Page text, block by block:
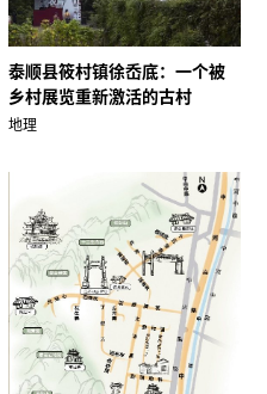
泰顺县筱村镇徐岙底：一个被
乡村展览重新激活的古村
地理